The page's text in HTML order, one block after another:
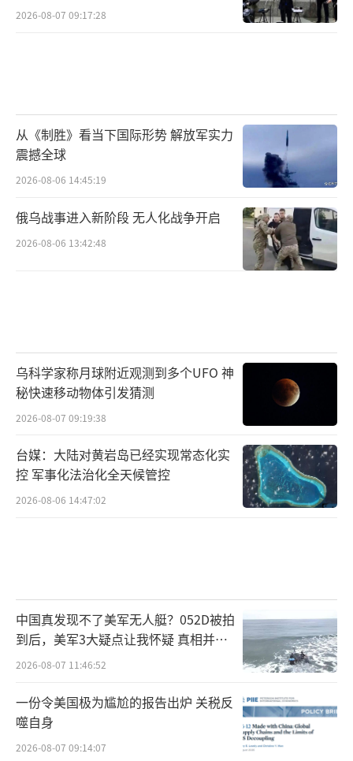
2026-08-07 09:17:28
从《制胜》看当下国际形势 解放军实力
震撼全球
2026-08-06 14:45:19
俄乌战事进入新阶段 无人化战争开启
2026-08-06 13:42:48
乌科学家称月球附近观测到多个UFO 神
秘快速移动物体引发猜测
2026-08-07 09:19:38
台媒：大陆对黄岩岛已经实现常态化实
控 军事化法治化全天候管控
2026-08-06 14:47:02
中国真发现不了美军无人艇？052D被拍
到后，美军3大疑点让我怀疑 真相并非
如此
2026-08-07 11:46:52
一份令美国极为尴尬的报告出炉 关税反
噬自身
2026-08-07 09:14:07